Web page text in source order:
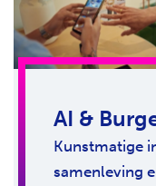
AI &
Kunstmatige
samenleving